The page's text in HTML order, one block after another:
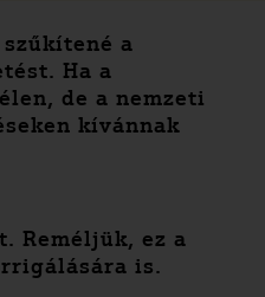
a
Ha a
de a nemzeti
kívánnak
Reméljük, ez a
is.